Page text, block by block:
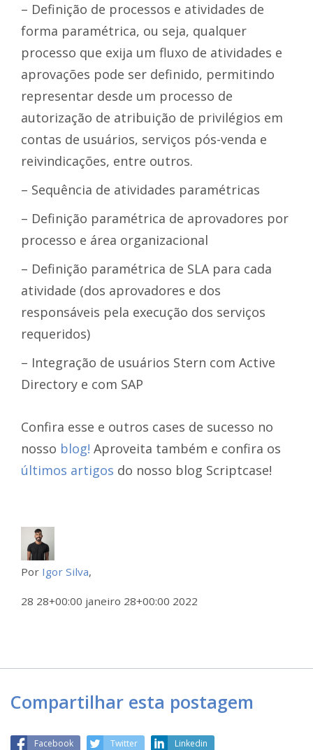
– Definição de processos e atividades de
forma paramétrica, ou seja, qualquer
processo que exija um fluxo de atividades e
aprovações pode ser definido, permitindo
representar desde um processo de
autorização de atribuição de privilégios em
contas de usuários, serviços pós-venda e
reivindicações, entre outros.
– Sequência de atividades paramétricas
– Definição paramétrica de aprovadores por
processo e área organizacional
– Definição paramétrica de SLA para cada
atividade (dos aprovadores e dos
responsáveis ​​pela execução dos serviços
requeridos)
– Integração de usuários Stern com Active
Directory e com SAP
Confira esse e outros cases de sucesso no
nosso blog! Aproveita também e confira os
últimos artigos do nosso blog Scriptcase!
Por Igor Silva,
28 28+00:00 janeiro 28+00:00 2022
Compartilhar esta postagem
Facebook Twitter Linkedin